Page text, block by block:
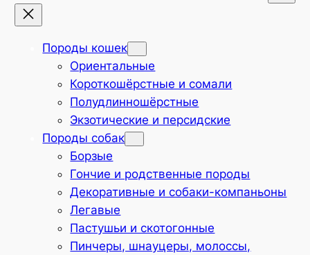
Породы кошек
Ориентальные
Короткошёрстные и сомали
Полудлинношёрстные
Экзотические и персидские
Породы собак
Борзые
Гончие и родственные породы
Декоративные и собаки-компаньоны
Легавые
Пастушьи и скотогонные
Пинчеры, шнауцеры, молоссы,